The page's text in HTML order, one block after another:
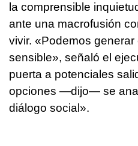
la comprensible
ante una macrofusión
vivir. «Podemos
sensible», señaló el
puerta a potenciales
opciones —dijo— se
diálogo social».